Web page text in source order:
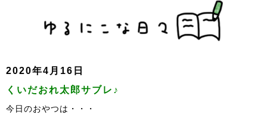
2020年4月16日
くいだおれ太郎サブレ♪
今日のおやつは・・・